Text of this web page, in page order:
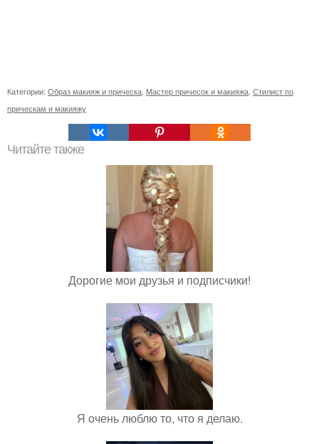
Категории: Образ макияж и прическа Мастер причесок и макияжа Стилист по
прическам и макияжу
Читайте также
Дорогие мои друзья и подписчики!
Я очень люблю то, что я делаю.